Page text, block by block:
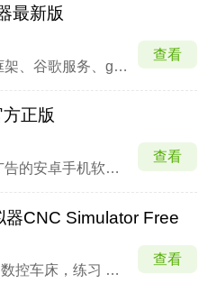
最新版
一键安装谷歌框架、谷歌服务、google play谷歌商店
查看
正版
可以跳过开屏广告的安卓手机软件工具
查看
器CNC Simulator Free
手机模拟 CNC 数控车床，练习 G‑code 编程和车削操作
查看